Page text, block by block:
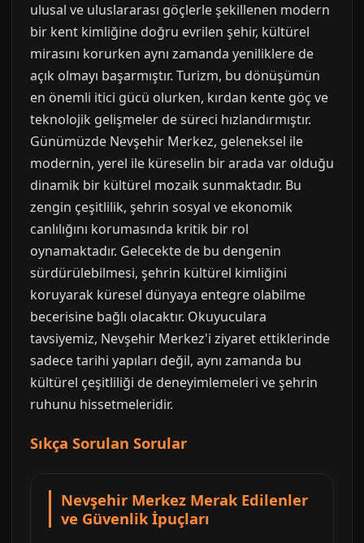
ulusal ve uluslararası göçlerle şekillenen modern
bir kent kimliğine doğru evrilen şehir, kültürel
mirasını korurken aynı zamanda yeniliklere de
açık olmayı başarmıştır. Turizm, bu dönüşümün
en önemli itici gücü olurken, kırdan kente göç ve
teknolojik gelişmeler de süreci hızlandırmıştır.
Günümüzde Nevşehir Merkez, geleneksel ile
modernin, yerel ile küreselin bir arada var olduğu
dinamik bir kültürel mozaik sunmaktadır. Bu
zengin çeşitlilik, şehrin sosyal ve ekonomik
canlılığını korumasında kritik bir rol
oynamaktadır. Gelecekte de bu dengenin
sürdürülebilmesi, şehrin kültürel kimliğini
koruyarak küresel dünyaya entegre olabilme
becerisine bağlı olacaktır. Okuyuculara
tavsiyemiz, Nevşehir Merkez'i ziyaret ettiklerinde
sadece tarihi yapıları değil, aynı zamanda bu
kültürel çeşitliliği de deneyimlemeleri ve şehrin
ruhunu hissetmeleridir.
Sıkça Sorulan Sorular
Nevşehir Merkez Merak Edilenler
ve Güvenlik İpuçları